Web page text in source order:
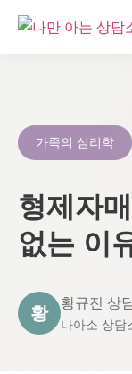
가족의 심리학
형제자
없는 이
황
황규진 상
나아소 상담